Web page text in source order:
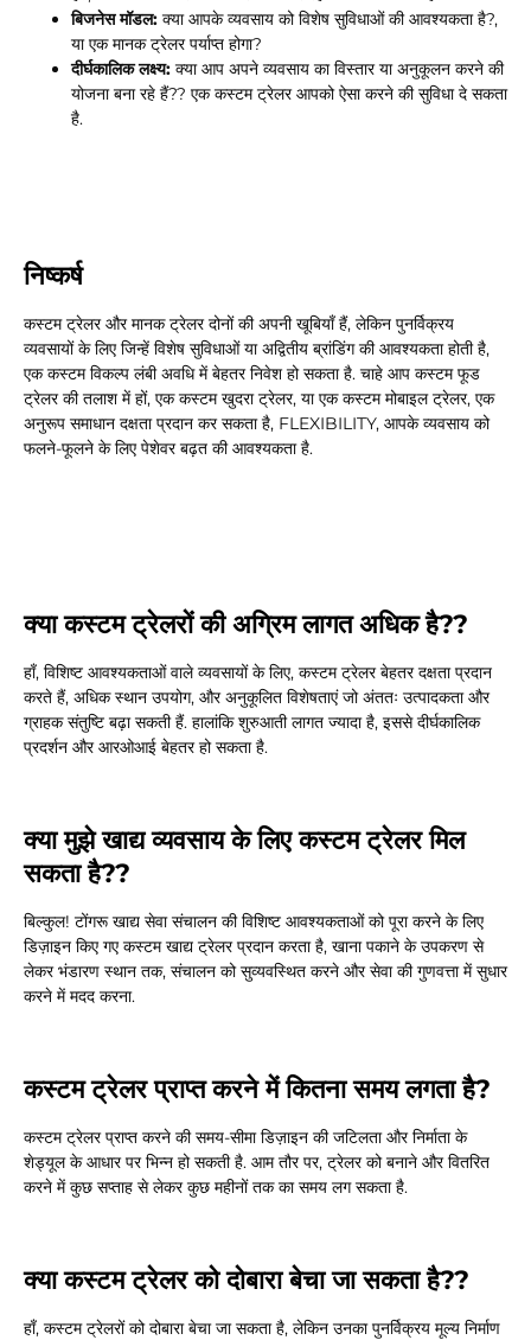
बिजनेस मॉडल: क्या आपके व्यवसाय को विशेष सुविधाओं की आवश्यकता है?,
या एक मानक ट्रेलर पर्याप्त होगा?
दीर्घकालिक लक्ष्य: क्या आप अपने व्यवसाय का विस्तार या अनुकूलन करने की
योजना बना रहे हैं?? एक कस्टम ट्रेलर आपको ऐसा करने की सुविधा दे सकता
है.
निष्कर्ष
कस्टम ट्रेलर और मानक ट्रेलर दोनों की अपनी खूबियाँ हैं, लेकिन पुनर्विक्रय
व्यवसायों के लिए जिन्हें विशेष सुविधाओं या अद्वितीय ब्रांडिंग की आवश्यकता होती है,
एक कस्टम विकल्प लंबी अवधि में बेहतर निवेश हो सकता है. चाहे आप कस्टम फूड
ट्रेलर की तलाश में हों, एक कस्टम खुदरा ट्रेलर, या एक कस्टम मोबाइल ट्रेलर, एक
अनुरूप समाधान दक्षता प्रदान कर सकता है, FLEXIBILITY, आपके व्यवसाय को
फलने-फूलने के लिए पेशेवर बढ़त की आवश्यकता है.
क्या कस्टम ट्रेलरों की अग्रिम लागत अधिक है??
हाँ, विशिष्ट आवश्यकताओं वाले व्यवसायों के लिए, कस्टम ट्रेलर बेहतर दक्षता प्रदान
करते हैं, अधिक स्थान उपयोग, और अनुकूलित विशेषताएं जो अंततः उत्पादकता और
ग्राहक संतुष्टि बढ़ा सकती हैं. हालांकि शुरुआती लागत ज्यादा है, इससे दीर्घकालिक
प्रदर्शन और आरओआई बेहतर हो सकता है.
क्या मुझे खाद्य व्यवसाय के लिए कस्टम ट्रेलर मिल
सकता है??
बिल्कुल! टोंगरू खाद्य सेवा संचालन की विशिष्ट आवश्यकताओं को पूरा करने के लिए
डिज़ाइन किए गए कस्टम खाद्य ट्रेलर प्रदान करता है, खाना पकाने के उपकरण से
लेकर भंडारण स्थान तक, संचालन को सुव्यवस्थित करने और सेवा की गुणवत्ता में सुधार
करने में मदद करना.
कस्टम ट्रेलर प्राप्त करने में कितना समय लगता है?
कस्टम ट्रेलर प्राप्त करने की समय-सीमा डिज़ाइन की जटिलता और निर्माता के
शेड्यूल के आधार पर भिन्न हो सकती है. आम तौर पर, ट्रेलर को बनाने और वितरित
करने में कुछ सप्ताह से लेकर कुछ महीनों तक का समय लग सकता है.
क्या कस्टम ट्रेलर को दोबारा बेचा जा सकता है??
हाँ, कस्टम ट्रेलरों को दोबारा बेचा जा सकता है, लेकिन उनका पुनर्विक्रय मूल्य निर्माण